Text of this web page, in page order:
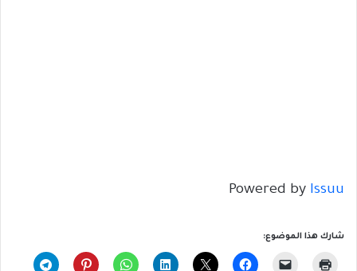
Powered by Issuu
شارك هذا الموضوع: